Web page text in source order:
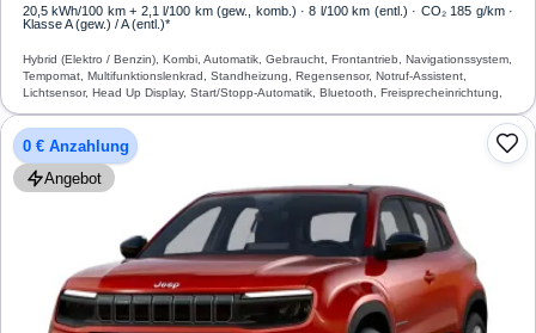
20,5 kWh/100 km + 2,1 l/100 km (gew., komb.) · 8 l/100 km (entl.) · CO₂ 185 g/km ·
Klasse A (gew.) / A (entl.)*
Hybrid (Elektro / Benzin), Kombi, Automatik, Gebraucht, Frontantrieb, Navigationssystem,
Tempomat, Multifunktionslenkrad, Standheizung, Regensensor, Notruf-Assistent,
Lichtsensor, Head Up Display, Start/Stopp-Automatik, Bluetooth, Freisprecheinrichtung,
0 € Anzahlung
Angebot